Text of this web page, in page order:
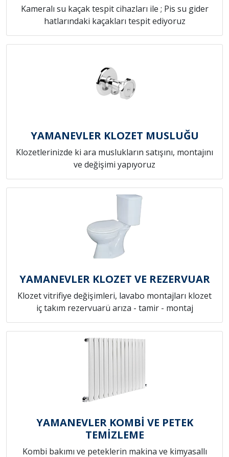
Kameralı su kaçak tespit cihazları ile ; Pis su gider
hatlarındaki kaçakları tespit ediyoruz
YAMANEVLER KLOZET MUSLUĞU
Klozetlerinizde ki ara muslukların satışını, montajını
ve değişimi yapıyoruz
YAMANEVLER KLOZET VE REZERVUAR
Klozet vitrifiye değişimleri, lavabo montajları klozet
iç takım rezervuarü arıza - tamir - montaj
YAMANEVLER KOMBİ VE PETEK
TEMİZLEME
Kombi bakımı ve peteklerin makina ve kimyasallı